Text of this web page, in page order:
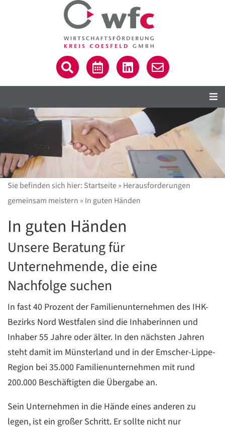
Sie befinden sich hier: Startseite» Herausforderungen
gemeinsam meistern » In guten Händen
In guten Händen
Unsere Beratung für
Unternehmende, die eine
Nachfolge suchen
In fast 40 Prozent der Familienunternehmen des IHK-
Bezirks Nord Westfalen sind die Inhaberinnen und
Inhaber 55 Jahre oder älter. In den nächsten Jahren
steht damit im Münsterland und in der Emscher-Lippe-
Region bei 35.000 Familienunternehmen mit rund
200.000 Beschäftigten die Übergabe an.
Sein Unternehmen in die Hände eines anderen zu
legen, ist ein großer Schritt. Er sollte nicht nur